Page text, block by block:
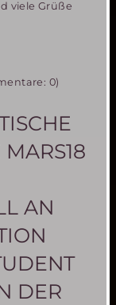
viele Grüße
0)
AN
DER